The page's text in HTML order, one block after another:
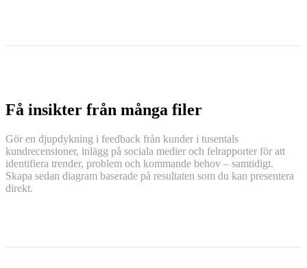
Få insikter från många filer
Gör en djupdykning i feedback från kunder i tusentals
kundrecensioner, inlägg på sociala medier och felrapporter för att
identifiera trender, problem och kommande behov – samtidigt.
Skapa sedan diagram baserade på resultaten som du kan presentera
direkt.